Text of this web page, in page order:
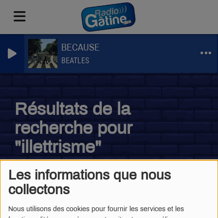
Les informations que nous
collectons
Nous utilisons des cookies pour fournir les services et les
BECAUSE
BEATLES
Résultats de la
recherche pour
"illettrisme"
VOIR PLUS
ACTUALITÉS